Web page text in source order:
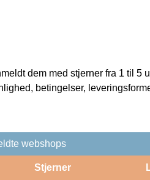
dem med stjerner fra 1 til 5
betingelser,
webshops
Stjerner